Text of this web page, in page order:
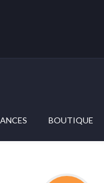
BOUTIQUE